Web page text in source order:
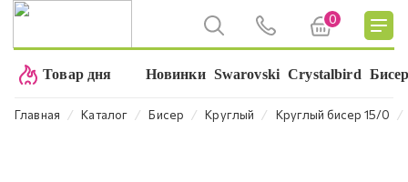
0
Товар дня Новинки Swarovski Crystalbird
Главная ⁄ Каталог ⁄ Бисер ⁄ Круглый ⁄ Круглый бисер 15/0 ⁄